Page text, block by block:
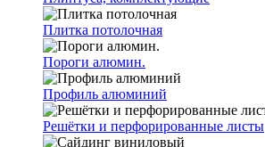
Плитка потолочная
Пороги алюмин.
Профиль алюминий
Решётки и перфорированные листы